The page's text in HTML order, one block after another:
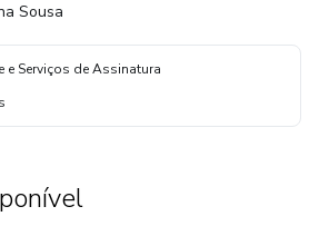
Sousa
e Serviços de Assinatura